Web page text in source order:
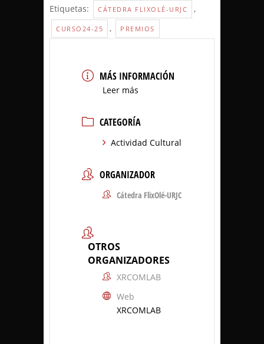
Etiquetas: CÁTEDRA FLIXOLÉ-URJC ,
CURSO24-25 , PREMIOS
MÁS INFORMACIÓN
Leer más
CATEGORÍA
Actividad Cultural
ORGANIZADOR
Cátedra FlixOlé-URJC
OTROS
ORGANIZADORES
XRCOMLAB
Web
XRCOMLAB